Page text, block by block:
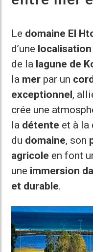
Le domaine El
d’une
de la lagune de
la mer par un
exceptionnel,
crée une
la détente et à la
du domaine, son
agricole en font
une immersion
et durable.